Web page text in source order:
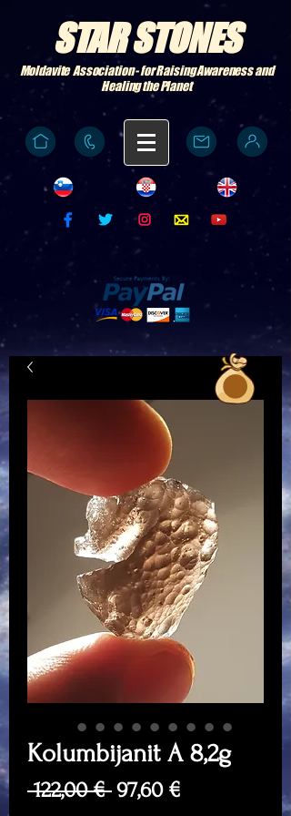
STAR STONES
Moldavite Association - for Raising Awareness and
Healing the Planet
Kolumbijanit A 8,2g
122,00 € Regular
97,60 €